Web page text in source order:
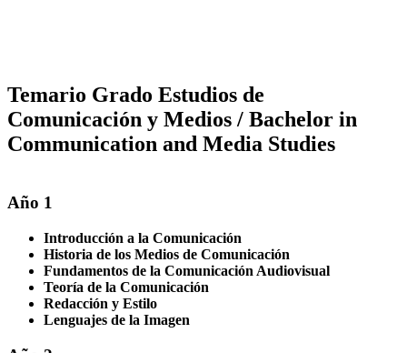
Temario Grado Estudios de
Comunicación y Medios / Bachelor in
Communication and Media Studies
Año 1
Introducción a la Comunicación
Historia de los Medios de Comunicación
Fundamentos de la Comunicación Audiovisual
Teoría de la Comunicación
Redacción y Estilo
Lenguajes de la Imagen